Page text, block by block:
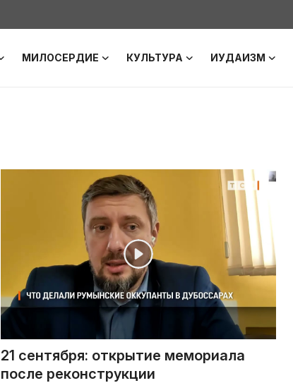
МИЛОСЕРДИЕ КУЛЬТУРА ИУДАИЗМ
21 сентября: открытие мемориала
после реконструкции